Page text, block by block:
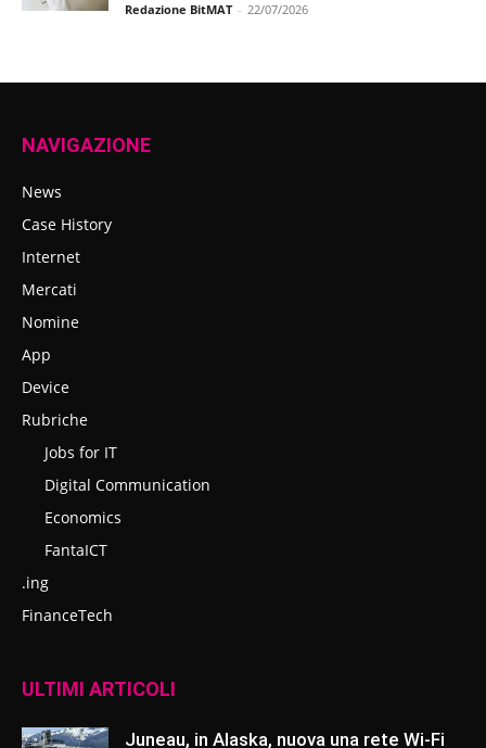
Redazione BitMAT - 22/07/2026
NAVIGAZIONE
News
Case History
Internet
Mercati
Nomine
App
Device
Rubriche
Jobs for IT
Digital Communication
Economics
FantaICT
.ing
FinanceTech
ULTIMI ARTICOLI
Juneau, in Alaska, nuova una rete Wi-Fi